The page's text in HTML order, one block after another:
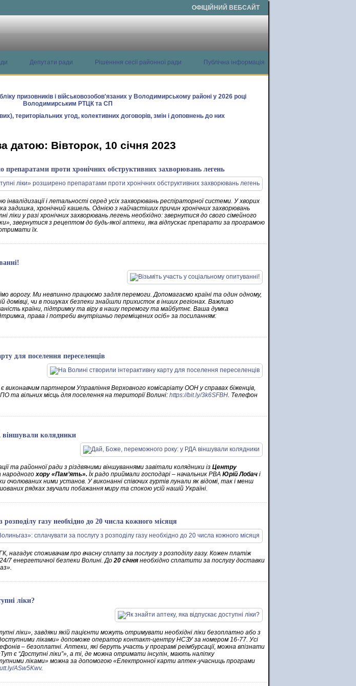
ОФІЦІЙНИЙ ВЕБСАЙТ
Депутати ради Рішенння сесії районної ради
Публічна інформація
призовників і військовозобов'язаних у Володимирському районі у 2026 році
Володимирським РТЦК та СП
територіальних угод, колективних договорів, змін і доповнень до них
датою: Вівторок, 10 січня 2023
препаратами проти хронічних обструктивних захворювань легень
і летальності серед усіх захворювань респіраторної системи. У хворих
задишка, хронічний кашель. Однією з найчастіших причин хронічних захворювань
у разі хронічних захворювань легень необхідно: звернутися до свого сімейного
звернутися з рецептом до будь-якої аптеки, яка відпускає препарати за програмою
їх.
ворогу. Ми невпинно працюємо задля перемоги. Допомагаємо країні та один одному,
домівці, чи в пошуках безпеки знайшли прихисток в інших регіонах. Важливо
країни, підтримку та віру в нашу перемогу та майбутнє. Ваша думка
права і потреби внутрішньо переміщених осіб» за посиланням:
для поселення переселенців
є виконавчим партнером Управління Верховного комісаріату ООН у справах біженців,
та вільних місць для поселення на території Волині: https://bit.ly/3k6SFBH. Телефон
колядники
та районної ради з різдвяними віншуваннями завітали колядники із Центру
народногохору «Пам’ять». Їх радо приймали господарі – начальник РВА Юрій Лобач і
очолюваних ними установ. У виконанні співочих гуртів лунали як відомі, так і менш
рядках звучали побажання миру та спокою усій нашій Україні.
газу необхідно до 20 числа кожного місяця
нагадує споживачам про вчасну сплату за послугу з розподілу газу. Кожен платіж
7 енергетичної безпеки Волині. До20 січня необхідно сплатити за послугу доставки
ліки?
ліки», завдяки якій пацієнти можуть отримувати необхідні ліки безоплатно або з
ліками» допоможе оператор контакт-центру НСЗУ за номером 16-77. Усі
– безоплатні. Аптеки, які беруть участь у програмі реімбурсації, можна впізнати
є “Доступні ліки”», а ті, де можна отримати інсулін, мають наліпку
ліками» можна за допомогою «Електронної карти аптек-учасниць програми
ASw5Kwv.